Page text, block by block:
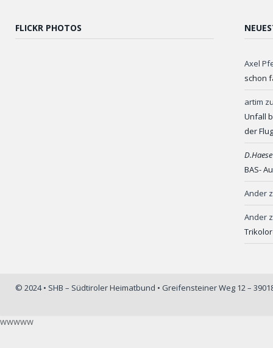
FLICKR PHOTOS
Axel
schon
artim
Unfall
der
BAS-
Ander
Ander
© 2024 • SHB – Südtiroler Heimatbund • Greifensteiner Weg 12 –
wwwww